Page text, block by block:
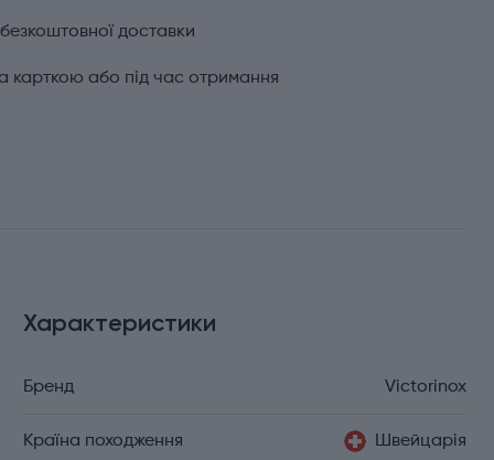
доставки
карткою або під час отримання
Характеристики
Бренд Victorinox
Країна походження Швейцарія